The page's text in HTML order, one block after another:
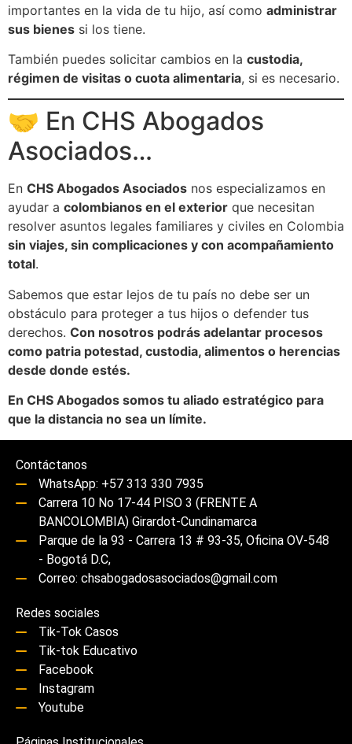
importantes en la vida de tu hijo, así como administrar
sus bienes si los tiene.
También puedes solicitar cambios en la custodia,
régimen de visitas o cuota alimentaria, si es necesario.
🤝 En CHS Abogados
Asociados…
En CHS Abogados Asociados nos especializamos en
ayudar a colombianos en el exterior que necesitan
resolver asuntos legales familiares y civiles en Colombia
sin viajes, sin complicaciones y con acompañamiento
total.
Sabemos que estar lejos de tu país no debe ser un
obstáculo para proteger a tus hijos o defender tus
derechos. Con nosotros podrás adelantar procesos
como patria potestad, custodia, alimentos o herencias
desde donde estés.
En CHS Abogados somos tu aliado estratégico para
que la distancia no sea un límite.
Contáctanos
WhatsApp: +57 313 330 7935
Carrera 10 No 17-44 PISO 3 (FRENTE A
BANCOLOMBIA) Girardot-Cundinamarca
Parque de la 93 - Carrera 13 # 93-35, Oficina OV-548
- Bogotá D.C,
Correo: chsabogadosasociados@gmail.com
Redes sociales
Tik-Tok Casos
Tik-tok Educativo
Facebook
Instagram
Youtube